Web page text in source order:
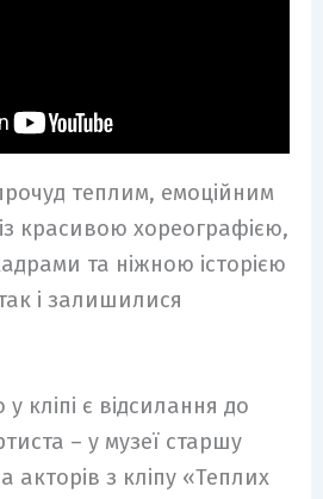
теплим, емоційним
красивою хореографією,
та ніжною історією
і залишилися
кліпі є відсилання до
– у музеї старшу
акторів з кліпу «Теплих